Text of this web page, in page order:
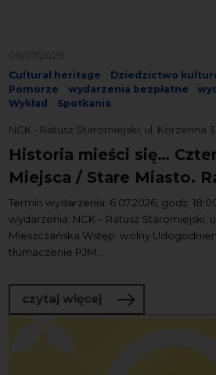
06/07/2026
Cultural heritage Dziedzictwo
Pomorze
wydarzenia bezpłatne
Wykład
Spotkania
NCK - Ratusz Staromiejski, ul. Korzenna
Historia mieści się…
Miejsca / Stare Miasto.
Termin wydarzenia: 6.07.2026, godz.
wydarzenia: NCK – Ratusz Staromiejski,
Mieszczańska Wstęp: wolny
tłumaczenie PJM...
czytaj więcej o Historia mieści